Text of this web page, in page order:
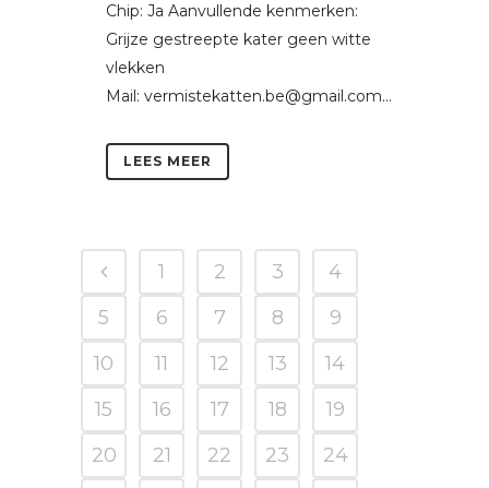
Chip: Ja Aanvullende kenmerken:
Grijze gestreepte kater geen witte
vlekken
Mail: vermistekatten.be@gmail.com...
LEES MEER
1 2 3
4
5
6 7 8
9
10
11 12 13
14
15
16 17 18
19
20
21 22 23
24